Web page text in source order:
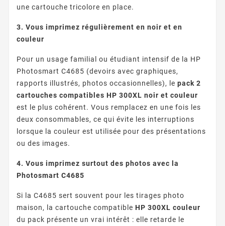
une cartouche tricolore en place.
3. Vous imprimez régulièrement en noir et en
couleur
Pour un usage familial ou étudiant intensif de la HP
Photosmart C4685 (devoirs avec graphiques,
rapports illustrés, photos occasionnelles), le pack 2
cartouches compatibles HP 300XL noir et couleur
est le plus cohérent. Vous remplacez en une fois les
deux consommables, ce qui évite les interruptions
lorsque la couleur est utilisée pour des présentations
ou des images.
4. Vous imprimez surtout des photos avec la
Photosmart C4685
Si la C4685 sert souvent pour les tirages photo
maison, la cartouche compatible HP 300XL couleur
du pack présente un vrai intérêt : elle retarde le